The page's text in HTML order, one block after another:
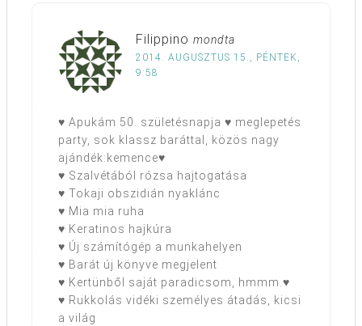
Filippino mondta
2014. AUGUSZTUS 15., PÉNTEK,
9:58
♥ Apukám 50. születésnapja ♥ meglepetés
party, sok klassz baráttal, közös nagy
ajándék:kemence♥
♥ Szalvétából rózsa hajtogatása
♥ Tokaji obszidián nyaklánc
♥ Mia mia ruha
♥ Keratinos hajkúra
♥ Új számítógép a munkahelyen
♥ Barát új könyve megjelent
♥ Kertünből saját paradicsom, hmmm.♥
♥ Rukkolás vidéki személyes átadás, kicsi
a világ